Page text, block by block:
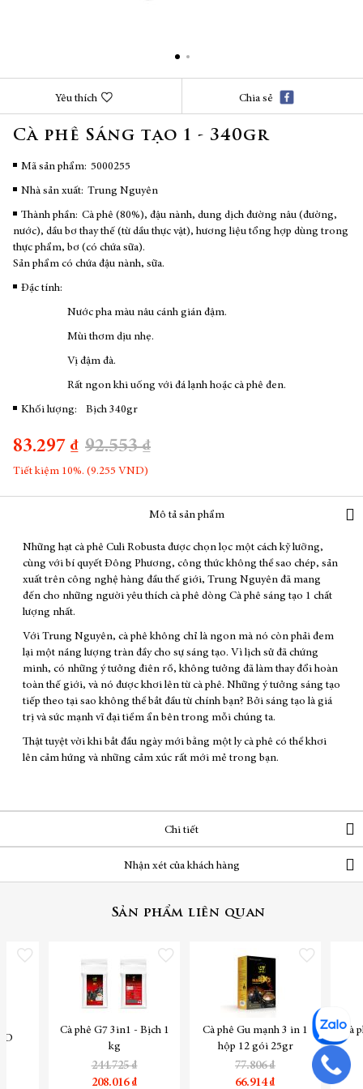
phần
đầu
thư
ảnh
Yêu thích Chia sẻ
Cà phê Sáng tạo 1 - 340gr
Mã sản phẩm 5000255
Nhà sản xuất: Trung Nguyên
Thành phần: Cà phê (80%), đậu nành, dung dịch đường nâu (đường,
nước), dầu bơ thay thế (từ dầu thực vật), hương liệu tổng hợp dùng trong
thực phẩm, bơ (có chứa sữa).
Sản phẩm có chứa đậu nành, sữa.
Đặc tính:
Nước pha màu nâu cánh gián đậm.
Mùi thơm dịu nhẹ.
Vị đậm đà.
Rất ngon khi uống với đá lạnh hoặc cà phê đen.
Khối lượng: Bịch 340gr
92.553 ₫
83.297 ₫
Tiết kiệm 10%. (9.255 VND)
Mô tả sản phẩm
Những hạt cà phê Culi Robusta được chọn lọc một cách kỹ lưỡng,
cùng với bí quyết Đông Phương, công thức không thể sao chép, sản
xuất trên công nghệ hàng đầu thế giới, Trung Nguyên đã mang
đến cho những người yêu thích cà phê dòng Cà phê sáng tạo 1 chất
lượng nhất.
Với Trung Nguyên, cà phê không chỉ là ngon mà nó còn phải đem
lại một năng lượng tràn đầy cho sự sáng tạo. Vì lịch sử đã chứng
minh, có những ý tưởng điên rồ, không tưởng đã làm thay đổi hoàn
toàn thế giới, và nó được khơi lên từ cà phê. Những ý tưởng sáng tạo
tiếp theo tại sao không thể bắt đầu từ chính bạn? Bởi sáng tạo là giá
trị và sức mạnh vĩ đại tiềm ẩn bên trong mỗi chúng ta.
Thật tuyệt vời khi bắt đầu ngày mới bằng một ly cà phê có thể khơi
lên cảm hứng và những cảm xúc rất mới mẻ trong bạn.
Chi tiết
Nhận xét của khách hàng
Sản phẩm liên quan
Thêm vào danh sách yêu thích
Cà phê G7 3in1 - Bịch 1
kg
244.725 ₫
208.016 ₫
Thêm vào danh sách yêu thích
Cà phê Gu mạnh 3 in 1
hộp 12 gói 25gr
77.806 ₫
66.914 ₫
Thêm vào danh sách
Cà